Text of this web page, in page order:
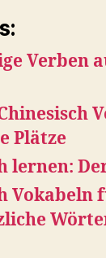
Verben
Plätze
lernen:
Vokabeln